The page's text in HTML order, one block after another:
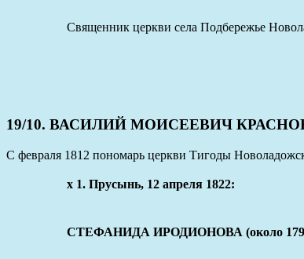
Священник церкви села Подбережье
19/10. ВАСИЛИЙ МОИСЕЕВИЧ
С февраля 1812 пономарь церкви Тигоды
х 1. Прусынь, 12 апреля 1822:
СТЕФАНИДА ИРОДИОНОВА (около